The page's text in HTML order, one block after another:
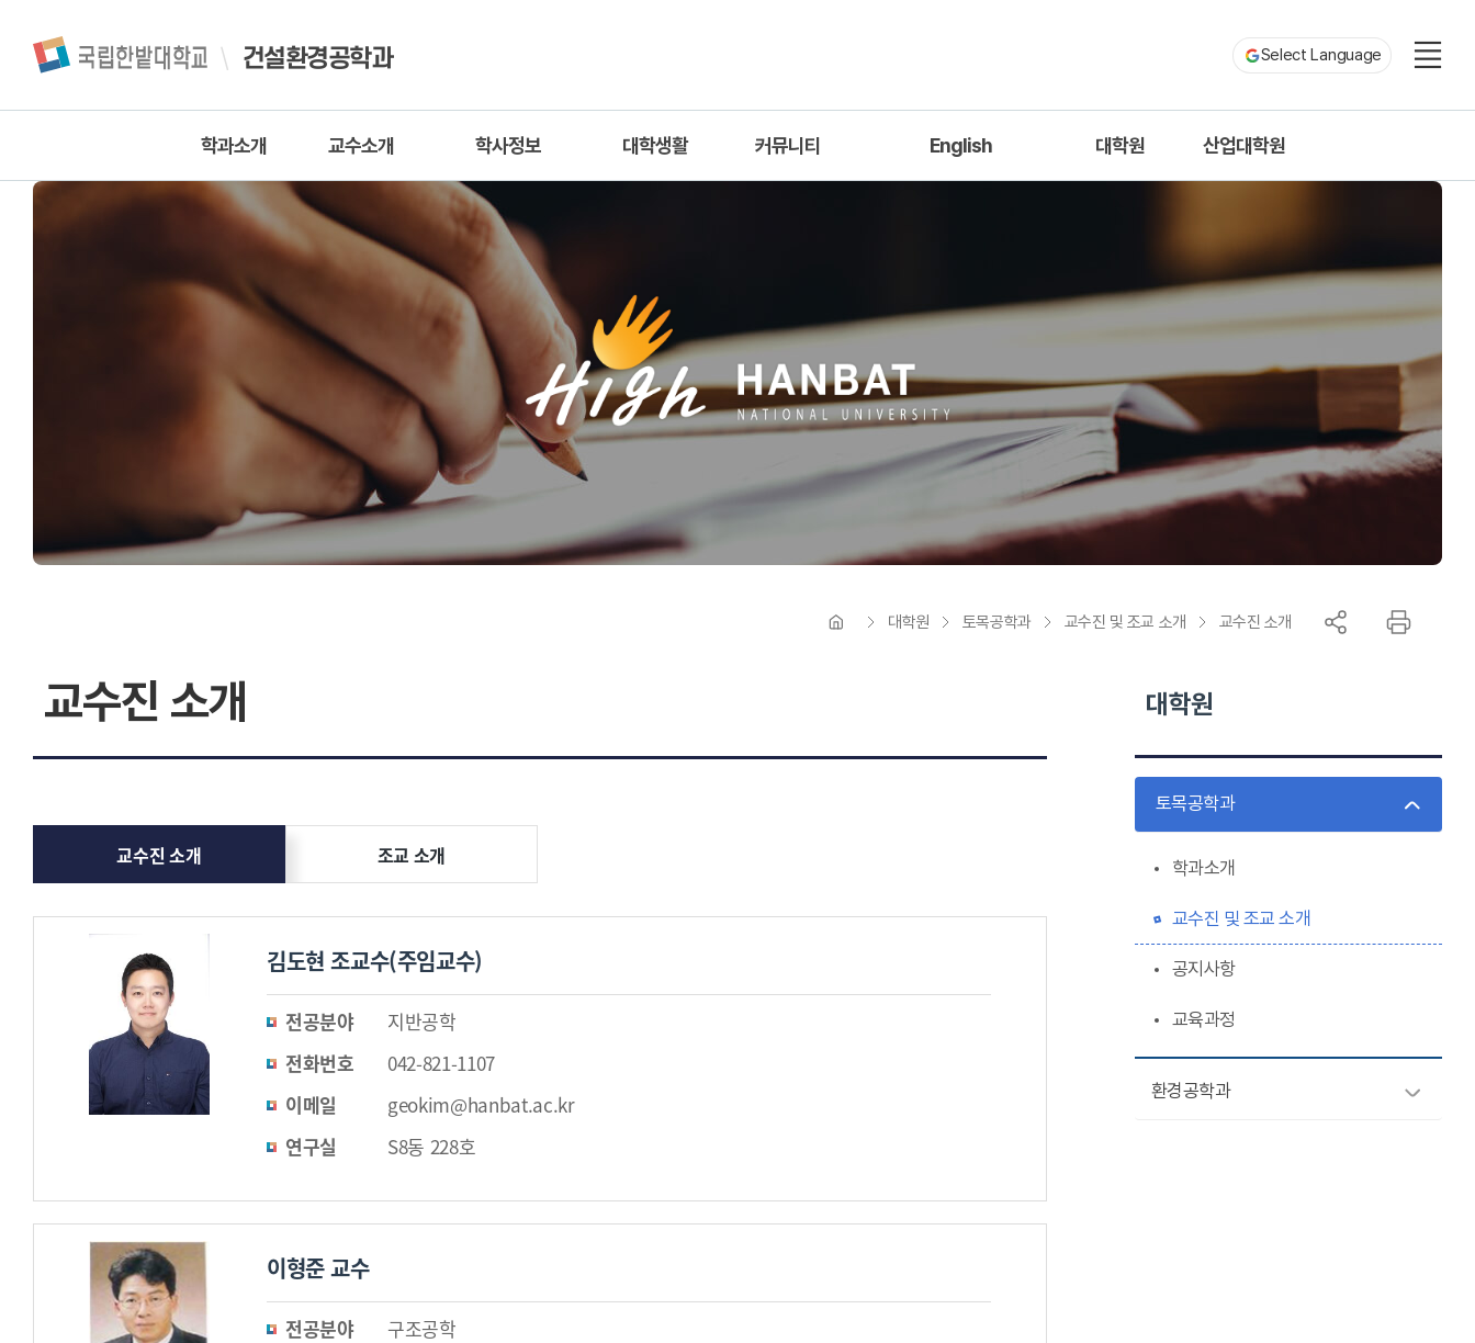
건설환경공학과 Select Language
학과소개
인사말
교육목적 및 목표
찾아오시는길
교수소개
교수진
조교
학사정보
교과과정
교과목안내
공학교육인증(ABEEK)
토목공학전문프로그램
환경공학전문프로그램
환경ICT융합
전공능력 및 하위능력
대학생활 커뮤니티
학과갤러리
정보알림/취업소식
Q&A
English
Professors
대학원 산업대학원
환경공학과
대학원
토목공학과
학과소개
교수진 및 조교 소개
공지사항
교육과정
환경공학과
교수진 소개
대학원 토목공학과 교수진 및 조교 소개 교수진 소개
교수진 소개 조교 소개
김도현 조교수(주임교수)
전공분야
지반공학
전화번호
042-821-1107
이메일
geokim@hanbat.ac.kr
연구실
S8동 228호
이형준 교수
전공분야
구조공학